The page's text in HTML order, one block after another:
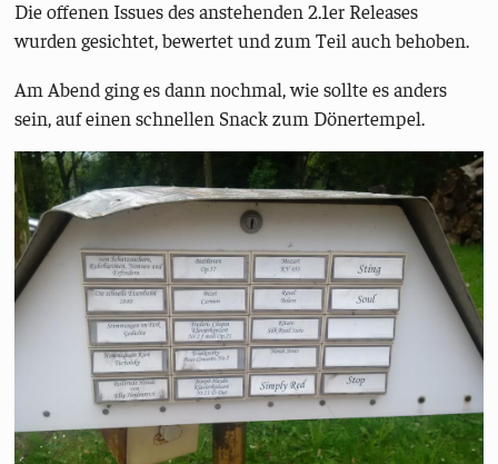
Die offenen Issues des anstehenden 2.1er Releases
wurden gesichtet, bewertet und zum Teil auch behoben.
Am Abend ging es dann nochmal, wie sollte es anders
sein, auf einen schnellen Snack zum Dönertempel.